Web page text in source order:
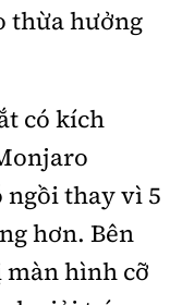
tin tòa soạn
thừa hưởng
có kích
ngồi thay vì 5
hơn. Bên
hình cỡ